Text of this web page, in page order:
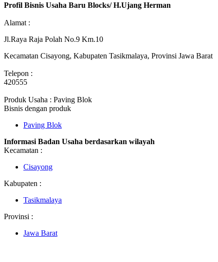
Profil Bisnis Usaha Baru Blocks/ H.Ujang Herman
Alamat :
Jl.Raya Raja Polah No.9 Km.10
Kecamatan Cisayong, Kabupaten Tasikmalaya, Provinsi Jawa Barat
Telepon :
420555
Produk Usaha : Paving Blok
Bisnis dengan produk
Paving Blok
Informasi Badan Usaha berdasarkan wilayah
Kecamatan :
Cisayong
Kabupaten :
Tasikmalaya
Provinsi :
Jawa Barat